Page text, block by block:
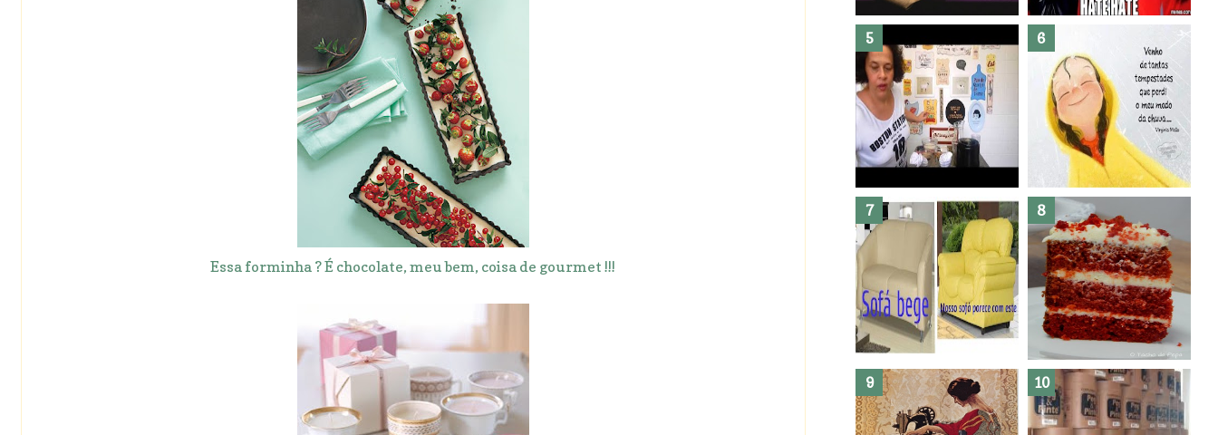
Essa forminha ? É chocolate, meu bem, coisa de gourmet !!!
quebra ??( Editado)
Posso congelar bolo ??
Dez bolos pra fazer antes de
morrer !
Haters, como surgiram?
Como fazer leites vegetais ? O medo que habita em nós.